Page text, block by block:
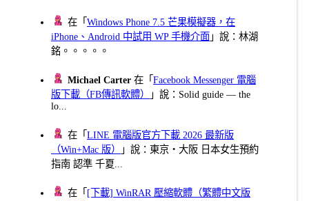
在「Windows Phone 7.5 芒果模擬器，在
iPhone、Android 中試用 WP 手機介面 」說：林湖
銘。。。。。
Michael Carter 在「Facebook Messenger 電腦
版下載（FB傳訊軟體）
」說：Solid guide — the
lo...
在「LINE 電腦版官方下載 2026 最新版
（Win+Mac 版）
」說：東京・大阪 日本女生預約
指南 認準 千夏...
在「 [下載] WinRAR 壓縮軟體（繁體中文版